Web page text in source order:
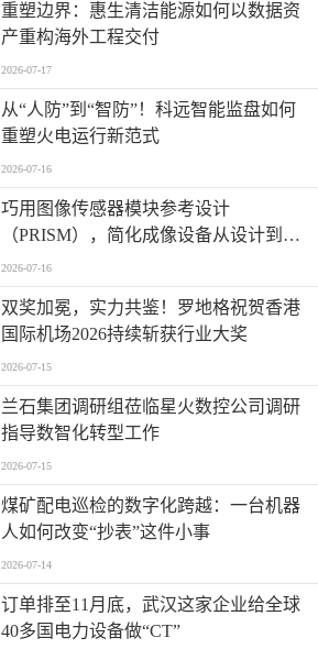
重塑边界：惠生清洁能源如何以数据资
产重构海外工程交付
2026-07-17
从“人防”到“智防”！科远智能监盘如何
重塑火电运行新范式
2026-07-16
巧用图像传感器模块参考设计
（PRISM），简化成像设备从设计到制
造的全流程
2026-07-16
双奖加冕，实力共鉴！罗地格祝贺香港
国际机场2026持续斩获行业大奖
2026-07-15
兰石集团调研组莅临星火数控公司调研
指导数智化转型工作
2026-07-15
煤矿配电巡检的数字化跨越：一台机器
人如何改变“抄表”这件小事
2026-07-14
订单排至11月底，武汉这家企业给全球
40多国电力设备做“CT”